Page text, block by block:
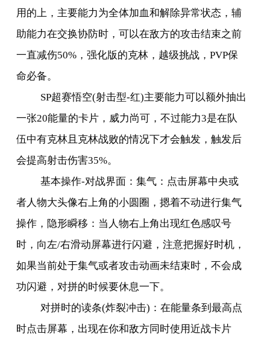
用的上，主要能力为全体加血和解除异常状态，辅
助能力在交换协防时，可以在敌方的攻击结束之前
一直减伤50% ，强化版的克林，越级挑战，PVP保
命必备。
SP超赛悟空(射击型-红)主要能力可以额外抽出
一张20能量的卡片，威力尚可，不过能力3是在队
伍中有克林且克林战败的情况下才会触发，触发后
会提高射击伤害35%。
基本操作-对战界面：集气：点击屏幕中央或
者人物大头像右上角的小圆圈，摁着不动进行集气
操作，隐形瞬移：当人物右上角出现红色感叹号
时，向左/右滑动屏幕进行闪避，注意把握好时机，
如果当前处于集气或者攻击动画未结束时，不会成
功闪避，对拼的时候要休息一下。
对拼时的读条(炸裂冲击) ：在能量条到最高点
时点击屏幕，出现在你和敌方同时使用近战卡片